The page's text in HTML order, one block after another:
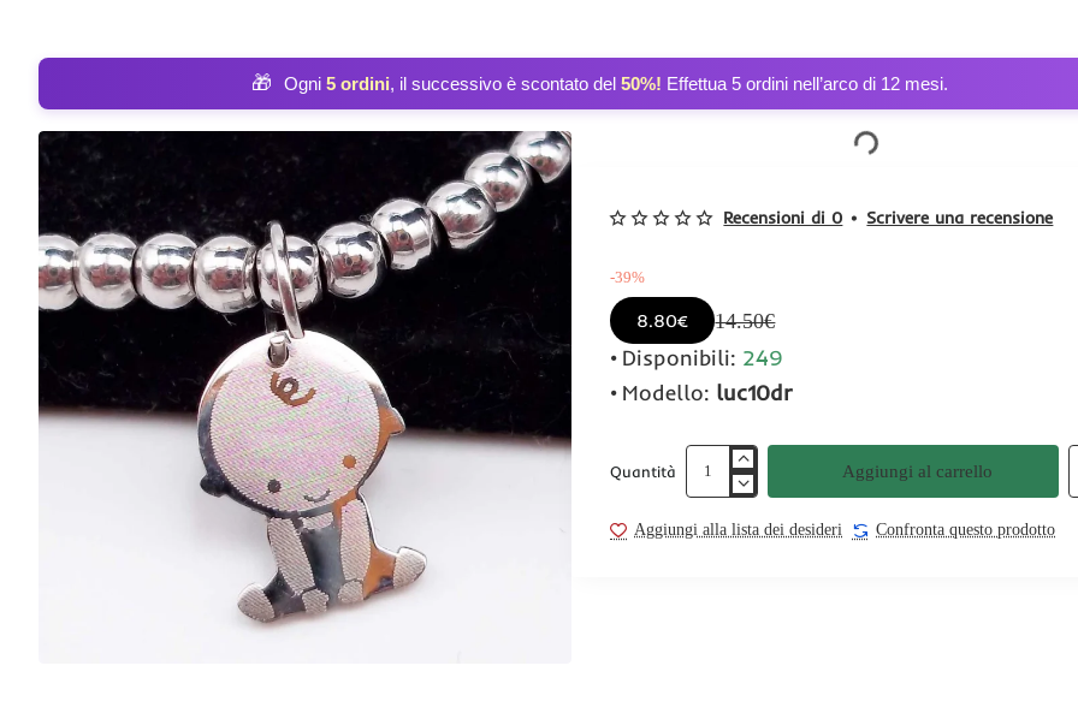
🎁 Ogni 5 ordini, il successivo è scontato del 50%! Effettua 5 ordini nell’arco di 12 mesi.
Recensioni di 0 • Scrivere una recensione
-39%
8.80€ 14.50€
Disponibili: 249
Modello: luc10dr
Quantità Aggiungi al carrello
Aggiungi alla lista dei desideri Confronta questo prodotto